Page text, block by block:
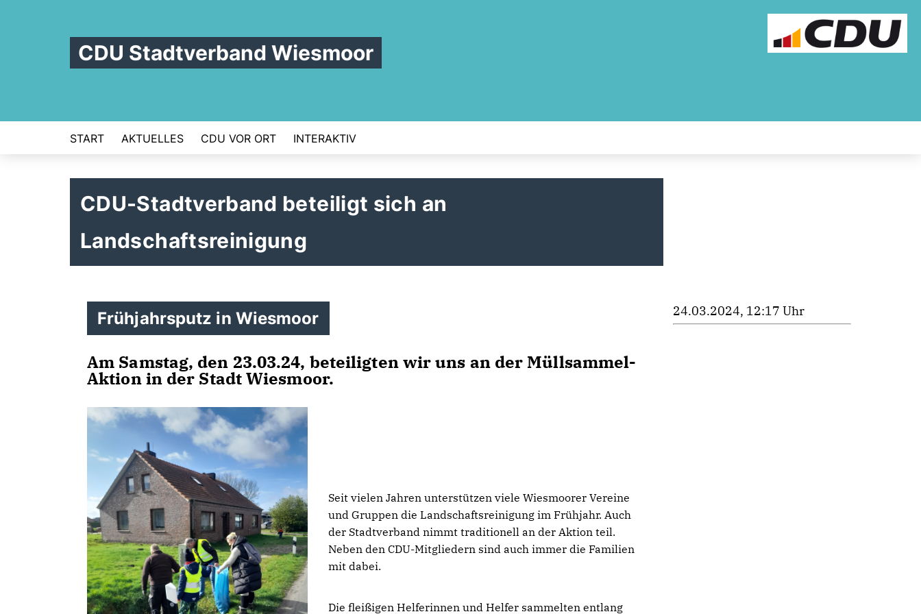
CDU Stadtverband Wiesmoor
START AKTUELLES CDU VOR ORT INTERAKTIV
CDU-Stadtverband beteiligt sich an
Landschaftsreinigung
Frühjahrsputz in Wiesmoor
Am Samstag, den 23.03.24, beteiligten wir uns an der Müllsammel-
Aktion in der Stadt Wiesmoor.
Seit vielen Jahren unterstützen viele Wiesmoorer Vereine
und Gruppen die Landschaftsreinigung im Frühjahr. Auch
der Stadtverband nimmt traditionell an der Aktion teil.
Neben den CDU-Mitgliedern sind auch immer die Familien
mit dabei.
Die fleißigen Helferinnen und Helfer sammelten entlang
24.03.2024, 12:17 Uhr